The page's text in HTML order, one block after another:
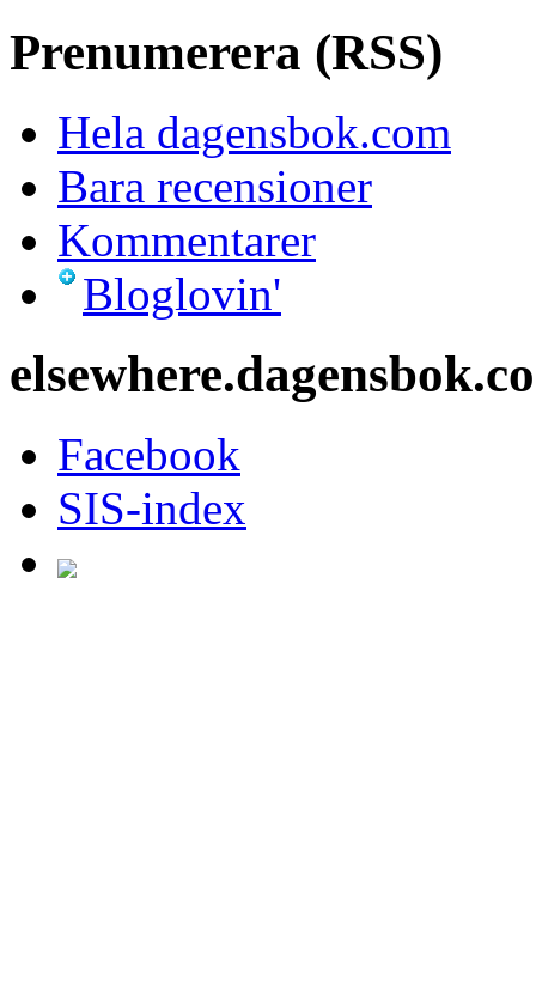
Prenumerera (RSS)
Hela dagensbok.com
Bara recensioner
Kommentarer
Bloglovin'
Facebook
SIS-index